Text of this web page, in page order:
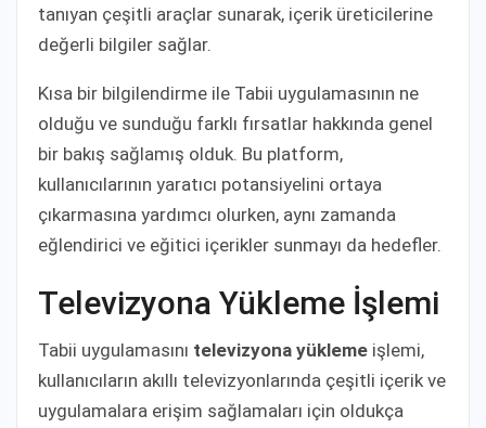
tanıyan çeşitli araçlar sunarak, içerik üreticilerine
değerli bilgiler sağlar.
Kısa bir bilgilendirme ile Tabii uygulamasının ne
olduğu ve sunduğu farklı fırsatlar hakkında genel
bir bakış sağlamış olduk. Bu platform,
kullanıcılarının yaratıcı potansiyelini ortaya
çıkarmasına yardımcı olurken, aynı zamanda
eğlendirici ve eğitici içerikler sunmayı da hedefler.
Televizyona Yükleme İşlemi
Tabii uygulamasını televizyona yükleme işlemi,
kullanıcıların akıllı televizyonlarında çeşitli içerik ve
uygulamalara erişim sağlamaları için oldukça